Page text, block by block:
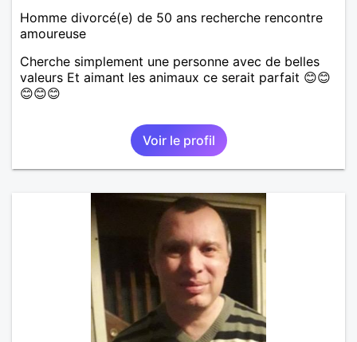
Homme divorcé(e) de 50 ans recherche rencontre
amoureuse
Cherche simplement une personne avec de belles
valeurs Et aimant les animaux ce serait parfait 😊😊
😊😊😊
Voir le profil